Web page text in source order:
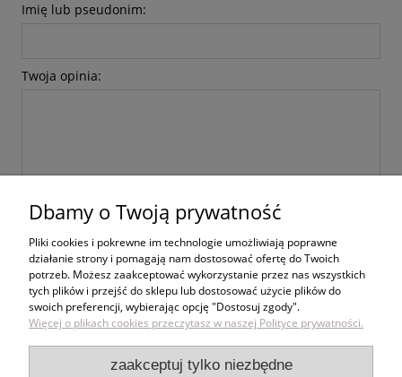
Imię lub pseudonim:
Twoja opinia:
Zakupy
Pomoc
Dbamy o Twoją prywatność
Pliki cookies i pokrewne im technologie umożliwiają poprawne
działanie strony i pomagają nam dostosować ofertę do Twoich
potrzeb. Możesz zaakceptować wykorzystanie przez nas wszystkich
tych plików i przejść do sklepu lub dostosować użycie plików do
swoich preferencji, wybierając opcję "Dostosuj zgody".
Więcej o plikach cookies przeczytasz w naszej Polityce prywatności.
zaakceptuj tylko niezbędne